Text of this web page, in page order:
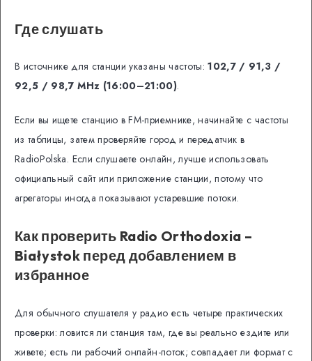
Где слушать
В источнике для станции указаны частоты:102,7 / 91,3 /
92,5 / 98,7 MHz (16:00–21:00).
Если вы ищете станцию в FM-приемнике, начинайте с частоты
из таблицы, затем проверяйте город и передатчик в
RadioPolska. Если слушаете онлайн, лучше использовать
официальный сайт или приложение станции, потому что
агрегаторы иногда показывают устаревшие потоки.
Как проверить Radio Orthodoxia –
Białystok перед добавлением в
избранное
Для обычного слушателя у радио есть четыре практических
проверки: ловится ли станция там, где вы реально ездите или
живете; есть ли рабочий онлайн-поток; совпадает ли формат с